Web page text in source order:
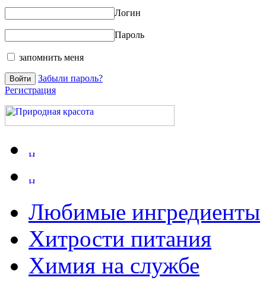
Логин
Пароль
запомнить меня
Забыли пароль?
Регистрация
Любимые ингредиенты
Хитрости питания
Химия на службе